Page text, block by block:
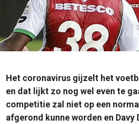
Het coronavirus gijzelt het
en dat lijkt zo nog wel even te
competitie zal niet op een
afgerond kunne worden en Davy